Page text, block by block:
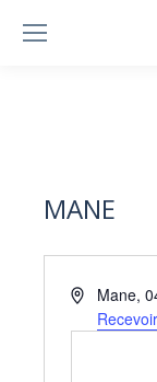
MANE
Adresse
Mane,